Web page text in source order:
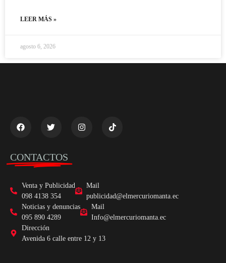
LEER MÁS »
agosto 6, 2026
CONTACTOS
Venta y Publicidad
098 4138 354
Mail
publicidad@elmercuriomanta.ec
Noticias y denuncias
095 890 4289
Mail
Info@elmercuriomanta.ec
Dirección
Avenida 6 calle entre 12 y 13